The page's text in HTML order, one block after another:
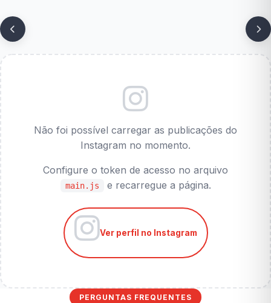
Não foi possível carregar as publicações do
Instagram no momento.
Configure o token de acesso no arquivo
main.js e recarregue a página.
Ver perfil no Instagram
PERGUNTAS FREQUENTES